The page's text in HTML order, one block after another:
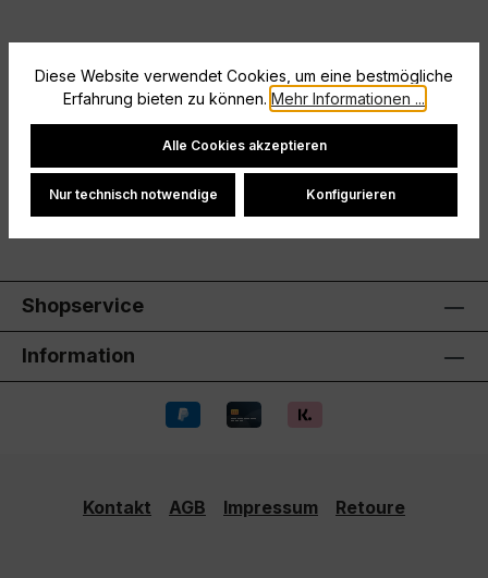
Beschreibung
Größe: XS
Bewertungen
Shopservice
Information
Kontakt AGB Impressum Retoure
Diese Website verwendet Cookies, um eine bestmögliche
Erfahrung bieten zu können. Mehr Informationen ...
Cookie-Einstellungen
Alle Cookies akzeptieren
Nur technisch notwendige Konfigurieren